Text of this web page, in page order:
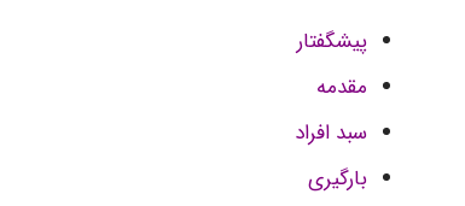
پیشگفتار
مقدمه
سبد افراد
بارگیری